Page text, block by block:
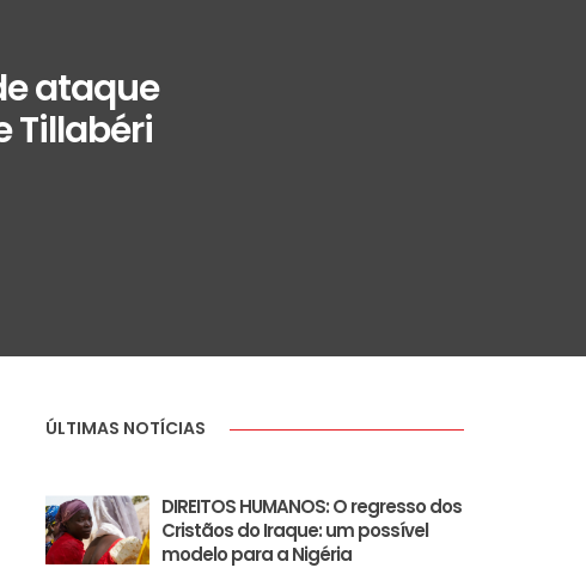
ataque
Tillabéri
ÚLTIMAS NOTÍCIAS
DIREITOS HUMANOS: O regresso dos
Cristãos do Iraque: um possível
modelo para a Nigéria